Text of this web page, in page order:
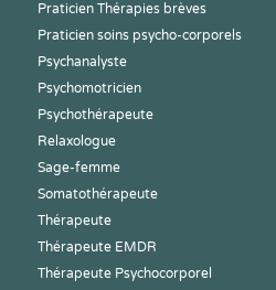
Praticien Thérapies brèves
Praticien soins psycho-corporels
Psychanalyste
Psychomotricien
Psychothérapeute
Relaxologue
Sage-femme
Somatothérapeute
Thérapeute
Thérapeute EMDR
Thérapeute Psychocorporel